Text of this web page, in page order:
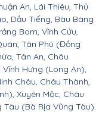
An, Lái Thiêu, Thủ
Dầu Tiếng, Bàu Bàng
Bom, Vĩnh Cửu,
Tân Phú (Đồng
Tân An, Châu
Hưng (Long An),
Châu, Châu Thành,
Xuyên Mộc, Châu
(Bà Rịa Vũng Tàu).